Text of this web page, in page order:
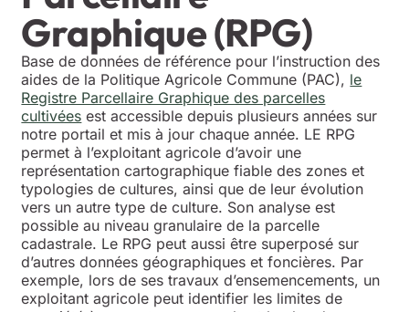
Graphique (RPG)
Base de données de référence pour l’instruction des
aides de la Politique Agricole Commune (PAC), le
Registre Parcellaire Graphique des parcelles
cultivées est accessible depuis plusieurs années sur
notre portail et mis à jour chaque année. LE RPG
permet à l’exploitant agricole d’avoir une
représentation cartographique fiable des zones et
typologies de cultures, ainsi que de leur évolution
vers un autre type de culture. Son analyse est
possible au niveau granulaire de la parcelle
cadastrale. Le RPG peut aussi être superposé sur
d’autres données géographiques et foncières. Par
exemple, lors de ses travaux d’ensemencements, un
exploitant agricole peut identifier les limites de